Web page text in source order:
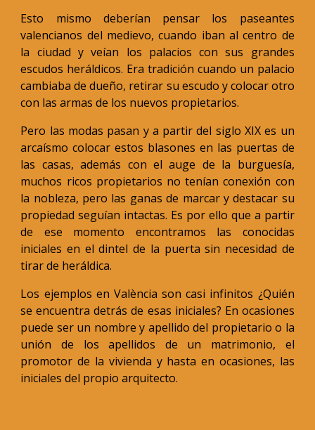
Esto mismo deberían pensar los paseantes
valencianos del medievo, cuando iban al centro de
la ciudad y veían los palacios con sus grandes
escudos heráldicos. Era tradición cuando un palacio
cambiaba de dueño, retirar su escudo y colocar otro
con las armas de los nuevos propietarios.
Pero las modas pasan y a partir del siglo XIX es un
arcaísmo colocar estos blasones en las puertas de
las casas, además con el auge de la burguesía,
muchos ricos propietarios no tenían conexión con
la nobleza, pero las ganas de marcar y destacar su
propiedad seguían intactas. Es por ello que a partir
de ese momento encontramos las conocidas
iniciales en el dintel de la puerta sin necesidad de
tirar de heráldica.
Los ejemplos en València son casi infinitos ¿Quién
se encuentra detrás de esas iniciales? En ocasiones
puede ser un nombre y apellido del propietario o la
unión de los apellidos de un matrimonio, el
promotor de la vivienda y hasta en ocasiones, las
iniciales del propio arquitecto.